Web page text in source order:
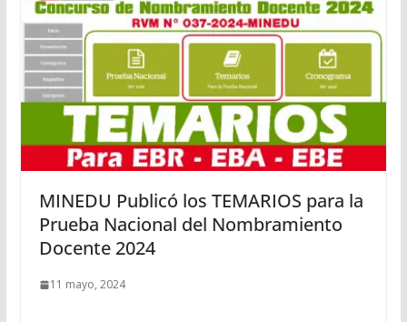
MINEDU Publicó los TEMARIOS para la
Prueba Nacional del Nombramiento
Docente 2024
11 mayo, 2024